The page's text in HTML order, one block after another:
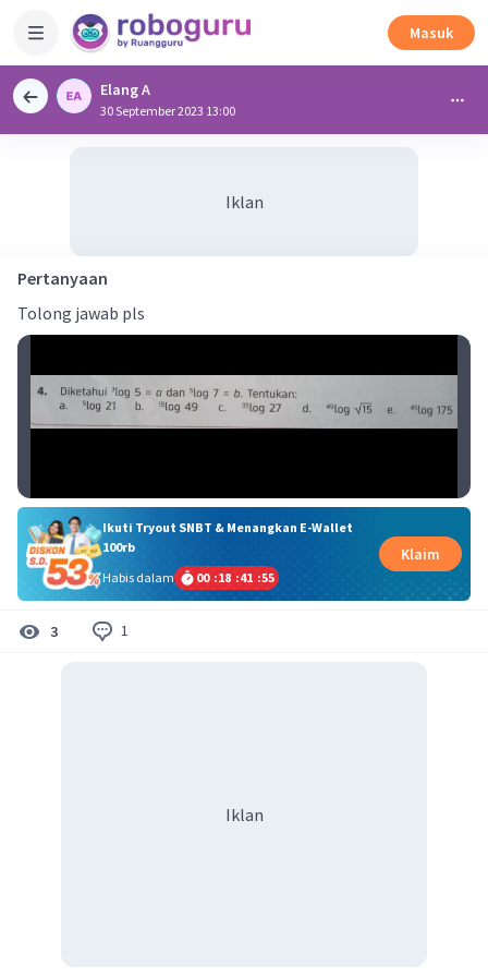
Masuk
Elang A
30 September 2023 13:00
Iklan
Pertanyaan
Tolong jawab pls
Ikuti Tryout SNBT & Menangkan E-Wallet
100rb
Habis dalam
00 :18 :41 :55
Klaim
3 1
Iklan